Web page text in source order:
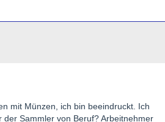
mit Münzen, ich bin beeindruckt. Ich
der Sammler von Beruf? Arbeitnehmer